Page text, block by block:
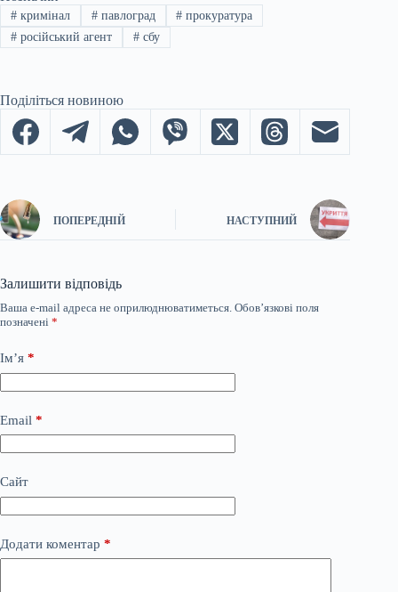
#кримінал #павлоград # прокуратура
#російський агент #сбу
Поділіться новиною
ПОПЕРЕДНІЙ НАСТУПНИЙ
Залишити відповідь
Ваша e-mail адреса не оприлюднюватиметься. Обов’язкові поля
позначені *
Ім’я *
Email *
Сайт
Додати коментар *